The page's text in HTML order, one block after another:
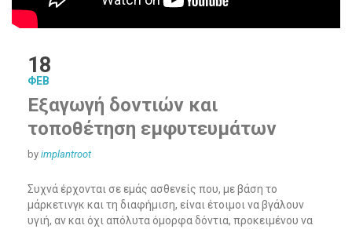
18
ΦΕΒ
Εξαγωγή δοντιών και
τοποθέτηση εμφυτευμάτων
by implantroot
Συχνά έρχονται σε εμάς ασθενείς που, με βάση το
μάρκετινγκ και τη διαφήμιση, είναι έτοιμοι να βγάλουν
υγιή, αν και όχι απόλυτα όμορφα δόντια, προκειμένου να